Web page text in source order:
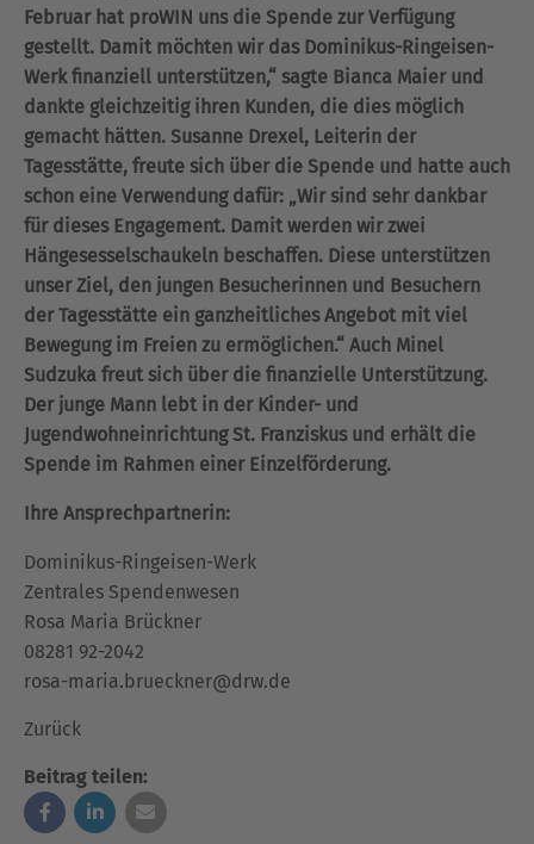
Februar hat proWIN uns die Spende zur Verfügung
gestellt. Damit möchten wir das Dominikus-Ringeisen-
Werk finanziell unterstützen,“ sagte Bianca Maier und
dankte gleichzeitig ihren Kunden, die dies möglich
gemacht hätten. Susanne Drexel, Leiterin der
Tagesstätte, freute sich über die Spende und hatte auch
schon eine Verwendung dafür: „Wir sind sehr dankbar
für dieses Engagement. Damit werden wir zwei
Hängesesselschaukeln beschaffen. Diese unterstützen
unser Ziel, den jungen Besucherinnen und Besuchern
der Tagesstätte ein ganzheitliches Angebot mit viel
Bewegung im Freien zu ermöglichen.“ Auch Minel
Sudzuka freut sich über die finanzielle Unterstützung.
Der junge Mann lebt in der Kinder- und
Jugendwohneinrichtung St. Franziskus und erhält die
Spende im Rahmen einer Einzelförderung.
Ihre Ansprechpartnerin:
Dominikus-Ringeisen-Werk
Zentrales Spendenwesen
Rosa Maria Brückner
08281 92-2042
rosa-maria.brueckner@drw.de
Zurück
Beitrag teilen: